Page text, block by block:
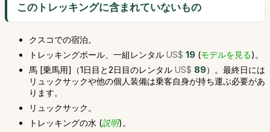
このトレッキングに含まれていないもの
クスコでの宿泊。
トレッキングポール、一組レンタル US$ 19 (モデルを見る)。
馬 [乗馬用]（1日目と2日目のレンタル US$ 89）。最終日には
リュックサックや他の個人装備は乗客自身が持ち運ぶ必要があ
ります。
リュックサック。
トレッキングの水 (説明)。